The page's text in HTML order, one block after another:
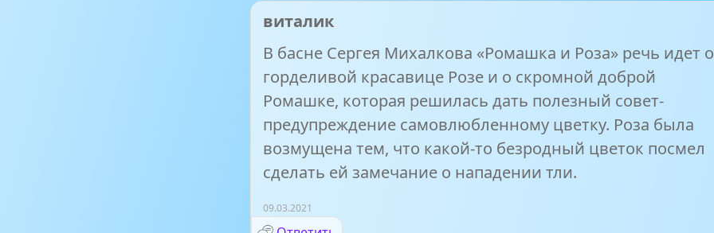
виталик
В басне Сергея Михалкова «Ромашка и Роза» речь идет о
горделивой красавице Розе и о скромной доброй
Ромашке, которая решилась дать полезный совет-
предупреждение самовлюбленному цветку. Роза была
возмущена тем, что какой-то безродный цветок посмел
сделать ей замечание о нападении тли.
09.03.2021